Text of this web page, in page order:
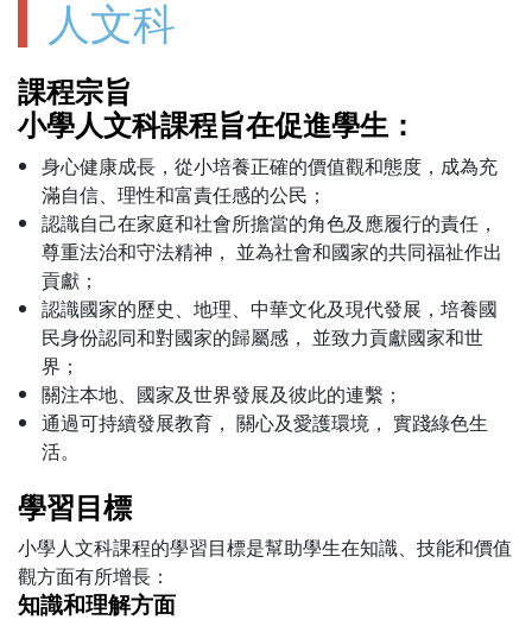
人文科
課程宗旨
小學人文科課程旨在促進學生：
身心健康成長，從小培養正確的價值觀和態度，成為充
滿自信、理性和富責任感的公民；
認識自己在家庭和社會所擔當的角色及應履行的責任，
尊重法治和守法精神， 並為社會和國家的共同福祉作出
貢獻；
認識國家的歷史、地理、中華文化及現代發展，培養國
民身份認同和對國家的歸屬感， 並致力貢獻國家和世
界；
關注本地、國家及世界發展及彼此的連繫；
通過可持續發展教育， 關心及愛護環境， 實踐綠色生
活。
學習目標
小學人文科課程的學習目標是幫助學生在知識、技能和價值
觀方面有所增長：
知識和理解方面